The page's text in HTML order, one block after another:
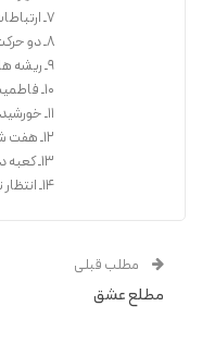
7ـ ارتباطات و آگاهی(3 جلدی)
8ـ دو حرکت در تاریخ (3 جلدی)
9ـ ریشه ها
10ـ فاطمیت فاطمه و تاریخ
11ـ خورشید در خون (دو منظومه عاشورایی)
12ـ هفت شهر (مجموعه شعر)
13ـ کعبه در زنجیر
14ـ انتظار تاریخ
مطلب قبلی
مطلع عشق